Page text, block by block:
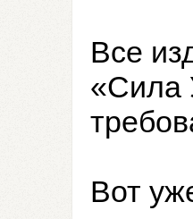
Все
«Сила
Вот